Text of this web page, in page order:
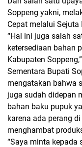
Soppeng yakni,
Cepat melalui
“Hal ini juga salah
ketersediaan bahan
Kabupaten
Sementara Bupati
mengatakan bahwa
juga sudah didepan
bahan baku pupuk
karena ada perang
menghambat
“Saya minta kepada